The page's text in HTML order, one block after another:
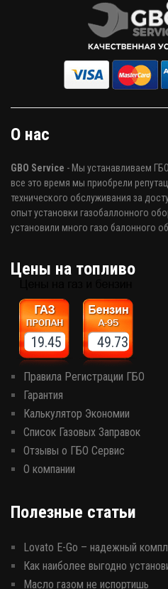
О нас
GBO Service - Мы устанавливаем
все это время мы приобрели
технического обслуживания за
опыт установки газобаллонного
установили много газо балонного
Цены на топливо
19.45 49.73
Правила Регистрации ГБО
Гарантия
Калькулятор Экономии
Список Газовых Заправок
Отзывы о ГБО Сервис
О компании
Полезные статьи
Lovato E-Go – надежный
Как наиболее выгодно
Масло газом не испортишь